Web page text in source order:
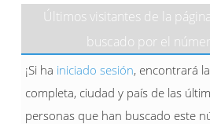
Últimos visitantes de la
buscado por el
¡Si ha iniciado sesión, encontrará
completa, ciudad y país de las
personas que han buscado este